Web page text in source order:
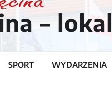
–
SPORT WYDARZENIA